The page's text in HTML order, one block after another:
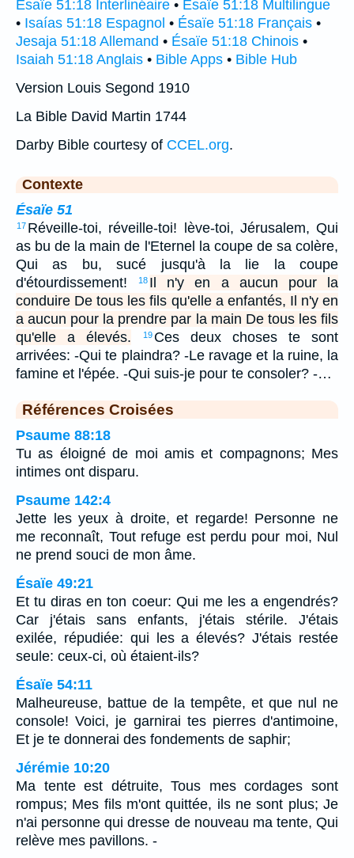
Ésaïe 51:18 Interlinéaire • Ésaïe 51:18 Multilingue
• Isaías 51:18 Espagnol • Ésaïe 51:18 Français •
Jesaja 51:18 Allemand • Ésaïe 51:18 Chinois •
Isaiah 51:18 Anglais • Bible Apps • Bible Hub
Version Louis Segond 1910
La Bible David Martin 1744
Darby Bible courtesy of CCEL.org.
Contexte
Ésaïe 51
17 Réveille-toi, réveille-toi! lève-toi, Jérusalem, Qui
as bu de la main de l'Eternel la coupe de sa colère,
Qui as bu, sucé jusqu'à la lie la coupe
d'étourdissement!
18 Il n'y en a aucun pour la
conduire De tous les fils qu'elle a enfantés, Il n'y en
a aucun pour la prendre par la main De tous les fils
qu'elle a élevés.
19 Ces deux choses te sont
arrivées: -Qui te plaindra? -Le ravage et la ruine, la
famine et l'épée. -Qui suis-je pour te consoler? -…
Références Croisées
Psaume 88:18
Tu as éloigné de moi amis et compagnons; Mes
intimes ont disparu.
Psaume 142:4
Jette les yeux à droite, et regarde! Personne ne
me reconnaît, Tout refuge est perdu pour moi, Nul
ne prend souci de mon âme.
Ésaïe 49:21
Et tu diras en ton coeur: Qui me les a engendrés?
Car j'étais sans enfants, j'étais stérile. J'étais
exilée, répudiée: qui les a élevés? J'étais restée
seule: ceux-ci, où étaient-ils?
Ésaïe 54:11
Malheureuse, battue de la tempête, et que nul ne
console! Voici, je garnirai tes pierres d'antimoine,
Et je te donnerai des fondements de saphir;
Jérémie 10:20
Ma tente est détruite, Tous mes cordages sont
rompus; Mes fils m'ont quittée, ils ne sont plus; Je
n'ai personne qui dresse de nouveau ma tente, Qui
relève mes pavillons. -